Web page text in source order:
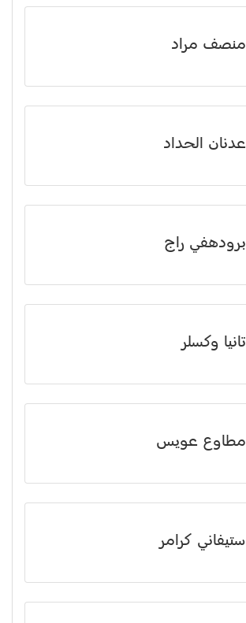
منصف مراد
عدنان الحداد
برودهفي راج
تانيا وكسلر
مطاوع عويس
ستيفاني كرامر